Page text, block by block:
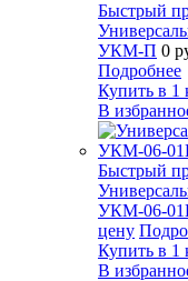
Быстрый
УКМ-П 0
Подробнее
Купить в 1
В
Быстрый
УКМ-06-
цену
Купить в 1
В